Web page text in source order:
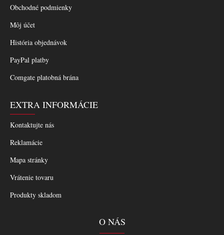
Obchodné podmienky
Môj účet
História objednávok
PayPal platby
Comgate platobná brána
EXTRA INFORMÁCIE
Kontaktujte nás
Reklamácie
Mapa stránky
Vrátenie tovaru
Produkty skladom
O NÁS